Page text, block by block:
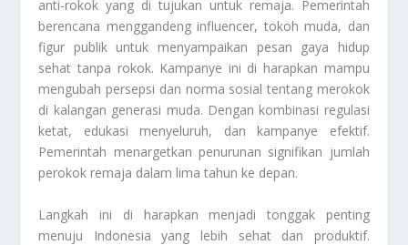
anti-rokok yang di tujukan untuk remaja. Pemerintah
berencana menggandeng influencer, tokoh muda, dan
figur publik untuk menyampaikan pesan gaya hidup
sehat tanpa rokok. Kampanye ini di harapkan mampu
mengubah persepsi dan norma sosial tentang merokok
di kalangan generasi muda. Dengan kombinasi regulasi
ketat, edukasi menyeluruh, dan kampanye efektif.
Pemerintah menargetkan penurunan signifikan jumlah
perokok remaja dalam lima tahun ke depan.
Langkah ini di harapkan menjadi tonggak penting
menuju Indonesia yang lebih sehat dan produktif.